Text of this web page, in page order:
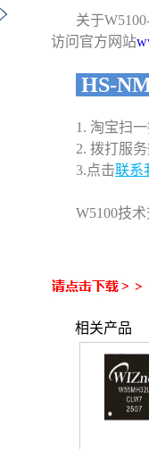
关于
访问官方网站
HS-
1. 淘宝扫
2. 拨打服务
3.点击联系
W5100技
相关产品